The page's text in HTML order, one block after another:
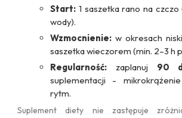
Start: 1 saszetka rano na
wody).
Wzmocnienie: w okresach
saszetka wieczorem (min. 2–3 h
Regularność: zaplanuj 90
suplementacji -
rytm.
Suplement diety nie zastępuje